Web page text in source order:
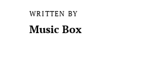
WRITTEN BY
Music Box